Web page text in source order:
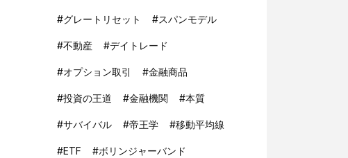
#グレートリセット #スパンモデル
#不動産 #デイトレード
#オプション取引 #金融商品
#投資の王道 #金融機関 #本質
#サバイバル #帝王学 #移動平均線
#ETF #ボリンジャーバンド